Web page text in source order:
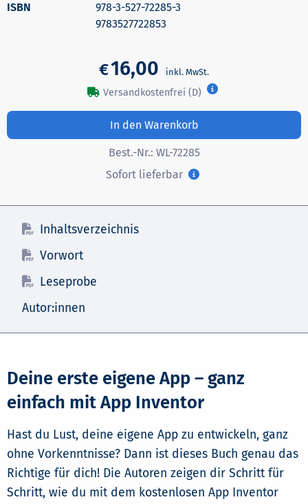
978-3-527-72285-3
9783527722853
€16,00
Versandkostenfrei (D)
In den Warenkorb
Best.-Nr.: WL-72285
Sofort lieferbar
Inhaltsverzeichnis
Vorwort
Leseprobe
Autor:innen
Deine erste eigene App – ganz
einfach mit App Inventor
Hast du Lust, deine eigene App zu entwickeln, ganz
ohne Vorkenntnisse? Dann ist dieses Buch genau das
Richtige für dich! Die Autoren zeigen dir Schritt für
Schritt, wie du mit dem kostenlosen App Inventor